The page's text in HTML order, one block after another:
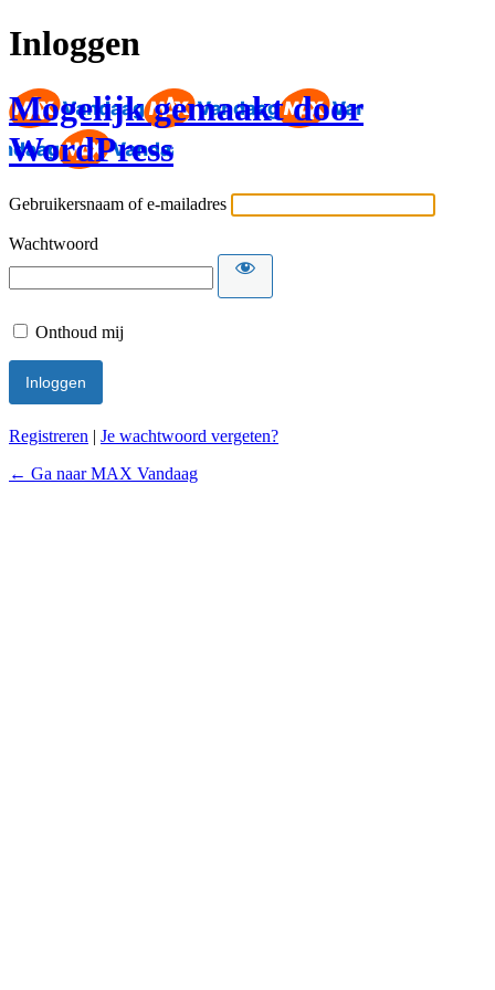
Inloggen
Mogelijk gemaakt door
WordPress
Gebruikersnaam of e-mailadres
Wachtwoord
Onthoud mij
Registreren | Je wachtwoord vergeten?
← Ga naar MAX Vandaag